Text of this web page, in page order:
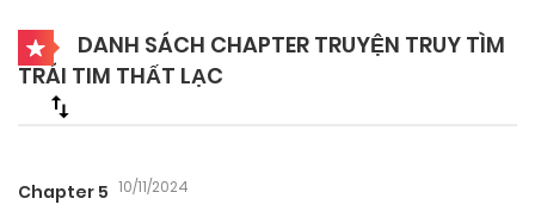
DANH SÁCH CHAPTER TRUYỆN TRUY TÌM
TRÁI TIM THẤT LẠC
Chapter 5 10/11/2024